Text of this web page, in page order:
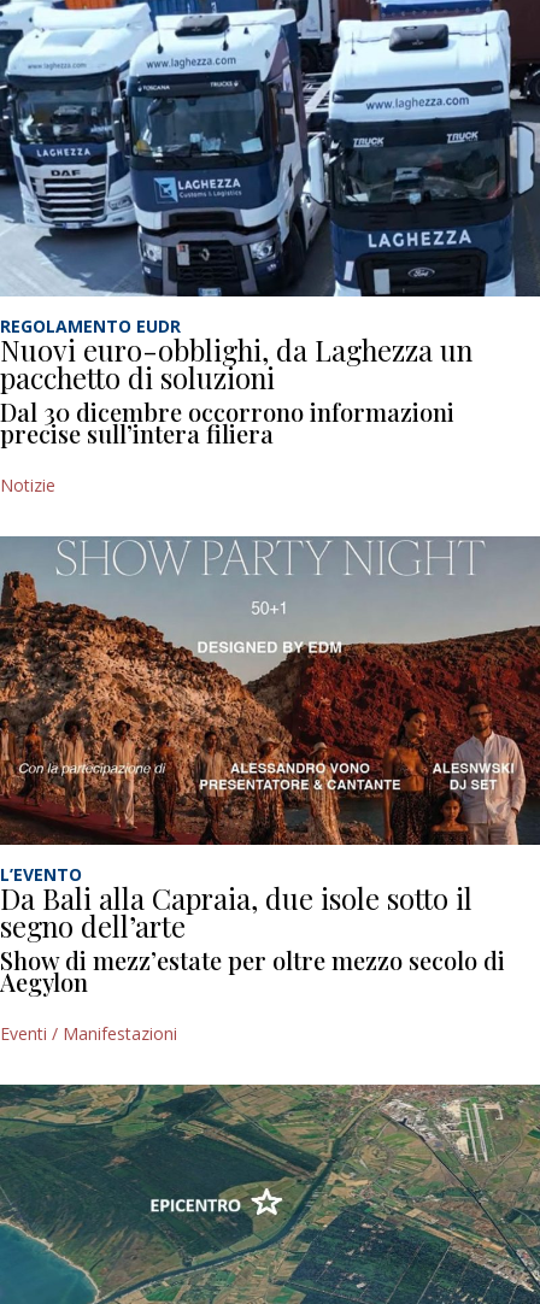
REGOLAMENTO EUDR
Nuovi euro-obblighi, da Laghezza un
pacchetto di soluzioni
Dal 30 dicembre occorrono informazioni
precise sull’intera filiera
Notizie
L’EVENTO
Da Bali alla Capraia, due isole sotto il
segno dell’arte
Show di mezz’estate per oltre mezzo secolo di
Aegylon
Eventi / Manifestazioni